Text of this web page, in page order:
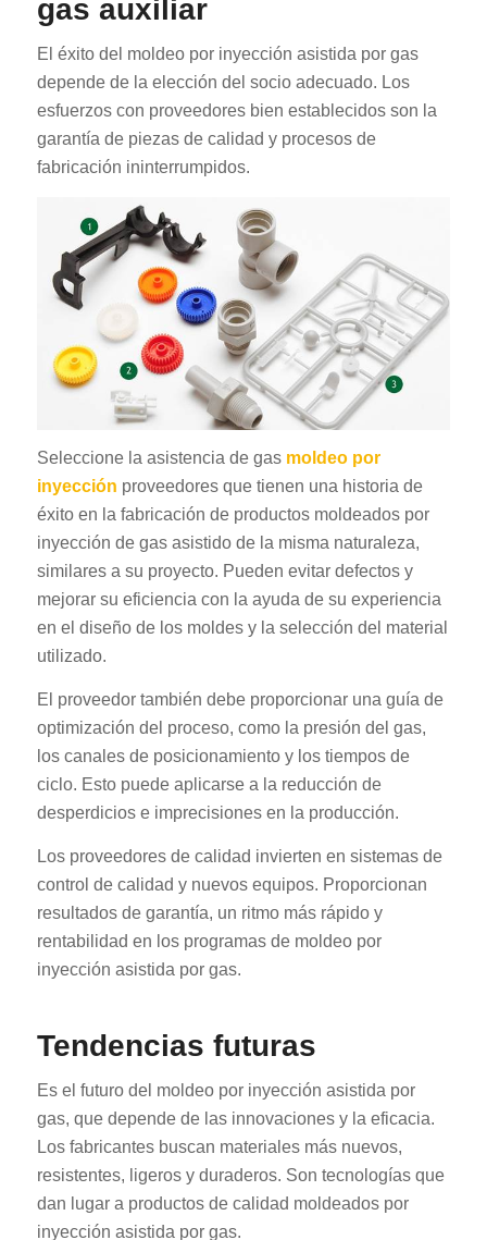
gas auxiliar
El éxito del moldeo por inyección asistida por gas
depende de la elección del socio adecuado. Los
esfuerzos con proveedores bien establecidos son la
garantía de piezas de calidad y procesos de
fabricación ininterrumpidos.
Seleccione la asistencia de gas moldeo por
inyección proveedores que tienen una historia de
éxito en la fabricación de productos moldeados por
inyección de gas asistido de la misma naturaleza,
similares a su proyecto. Pueden evitar defectos y
mejorar su eficiencia con la ayuda de su experiencia
en el diseño de los moldes y la selección del material
utilizado.
El proveedor también debe proporcionar una guía de
optimización del proceso, como la presión del gas,
los canales de posicionamiento y los tiempos de
ciclo. Esto puede aplicarse a la reducción de
desperdicios e imprecisiones en la producción.
Los proveedores de calidad invierten en sistemas de
control de calidad y nuevos equipos. Proporcionan
resultados de garantía, un ritmo más rápido y
rentabilidad en los programas de moldeo por
inyección asistida por gas.
Tendencias futuras
Es el futuro del moldeo por inyección asistida por
gas, que depende de las innovaciones y la eficacia.
Los fabricantes buscan materiales más nuevos,
resistentes, ligeros y duraderos. Son tecnologías que
dan lugar a productos de calidad moldeados por
inyección asistida por gas.